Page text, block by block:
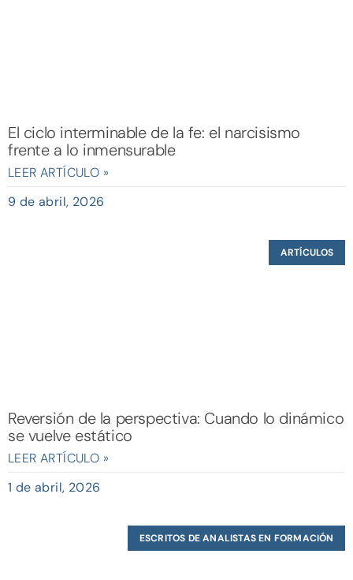
El ciclo interminable de la fe: el narcisismo
frente a lo inmensurable
LEER ARTÍCULO »
9 de abril, 2026
ARTÍCULOS
Reversión de la perspectiva: Cuando lo dinámico
se vuelve estático
LEER ARTÍCULO »
1 de abril, 2026
ESCRITOS DE ANALISTAS EN FORMACIÓN